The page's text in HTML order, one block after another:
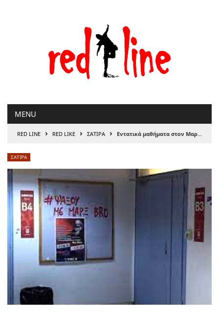
MENU
RED LINE › RED LIKE › ΣΑΤΙΡΑ › Εντατικά μαθήματα στον Μαρξ έχει ξεκινήσει ο Ευάγγελος Αντώναρος
ΣΑΤΙΡΑ